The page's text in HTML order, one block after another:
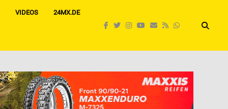
VIDEOS 24MX.DE